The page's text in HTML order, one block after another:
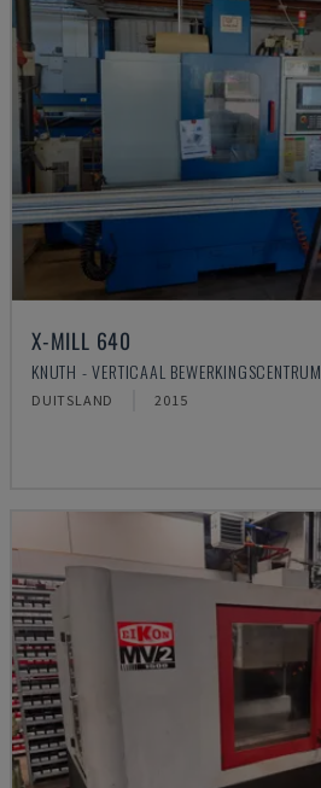
X-MILL 640
KNUTH - VERTICAAL BEWERKINGSCENTRUM
DUITSLAND 2015